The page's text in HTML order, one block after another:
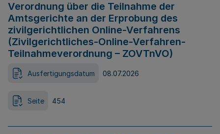
Verordnung über die Teilnahme der
Amtsgerichte an der Erprobung des
zivilgerichtlichen Online-Verfahrens
(Zivilgerichtliches-Online-Verfahren-
Teilnahmeverordnung – ZOVTnVO)
Ausfertigungsdatum 08.07.2026
Seite 454